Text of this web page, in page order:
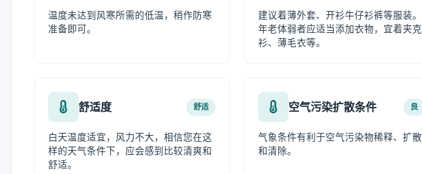
温度未达到风寒所需的低温，稍作防寒
准备即可。
建议着薄外套、开衫牛仔衫裤等服装。
年老体弱者应适当添加衣物，宜着夹克
衫、薄毛衣等。
舒适度 舒适
白天温度适宜，风力不大，相信您在这
样的天气条件下，应会感到比较清爽和
舒适。
空气污染扩散条件 良
气象条件有利于空气污染物稀释、扩散
和清除。